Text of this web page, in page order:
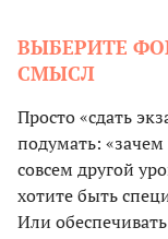
ВЫБЕРИТЕ
СМЫСЛ
Просто «сдать
подумать:
совсем другой
хотите быть
Или